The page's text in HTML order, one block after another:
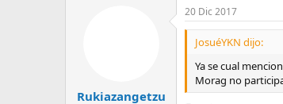
c
c
o
n
s
Rukiazangetzu
20 Dic 2017
JosuéYKN dijo:
Ya se cual
Morag no